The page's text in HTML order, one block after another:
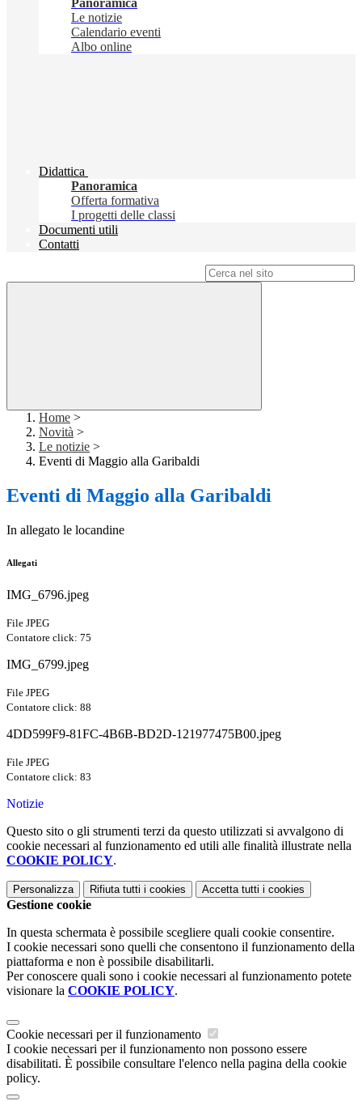
Panoramica
Le notizie
Calendario eventi
Albo online
Didattica
Panoramica
Offerta formativa
I progetti delle classi
Documenti utili
Contatti
Home >
Novità >
Le notizie >
Eventi di Maggio alla Garibaldi
Eventi di Maggio alla Garibaldi
In allegato le locandine
Allegati
IMG_6796.jpeg
File JPEG
Contatore click: 75
IMG_6799.jpeg
File JPEG
Contatore click: 88
4DD599F9-81FC-4B6B-BD2D-121977475B00.jpeg
File JPEG
Contatore click: 83
Notizie
Questo sito o gli strumenti terzi da questo utilizzati si avvalgono di
cookie necessari al funzionamento ed utili alle finalità illustrate nella
COOKIE POLICY.
Personalizza Rifiuta tutti i cookies Accetta tutti i cookies
Gestione cookie
In questa schermata è possibile scegliere quali cookie consentire.
I cookie necessari sono quelli che consentono il funzionamento della
piattaforma e non è possibile disabilitarli.
Per conoscere quali sono i cookie necessari al funzionamento potete
visionare la COOKIE POLICY.
Cookie necessari per il funzionamento
I cookie necessari per il funzionamento non possono essere
disabilitati. È possibile consultare l'elenco nella pagina della cookie
policy.